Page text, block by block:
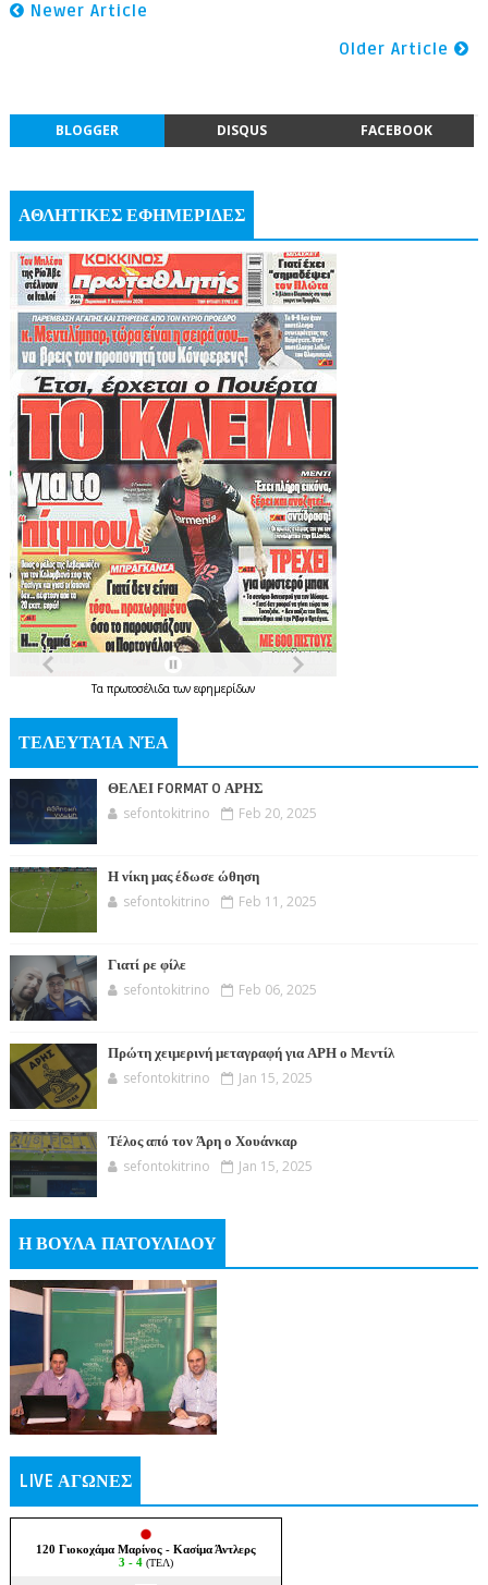
Newer Article
Older Article
BLOGGER DISQUS FACEBOOK
ΑΘΛΗΤΙΚΕΣ ΕΦΗΜΕΡΙΔΕΣ
Τα πρωτοσέλιδατων εφημερίδων
ΤΕΛΕΥΤΑΊΑ ΝΈΑ
ΘΕΛΕΙ FORMAT O ΑΡΗΣ
sefontokitrino Feb 20, 2025
Η νίκη μας έδωσε ώθηση
sefontokitrino Feb 11, 2025
Γιατί ρε φίλε
sefontokitrino Feb 06, 2025
Πρώτη χειμερινή μεταγραφή για ΑΡΗ ο Μεντίλ
sefontokitrino Jan 15, 2025
Τέλος από τον Άρη ο Χουάνκαρ
sefontokitrino Jan 15, 2025
Η ΒΟΥΛΑ ΠΑΤΟΥΛΙΔΟΥ
LIVE ΑΓΩΝΕΣ